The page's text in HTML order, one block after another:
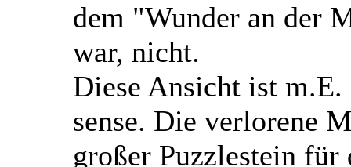
dem "Wunder an der
war, nicht.
Diese Ansicht ist m.E.
sense. Die verlorene
großer Puzzlestein für